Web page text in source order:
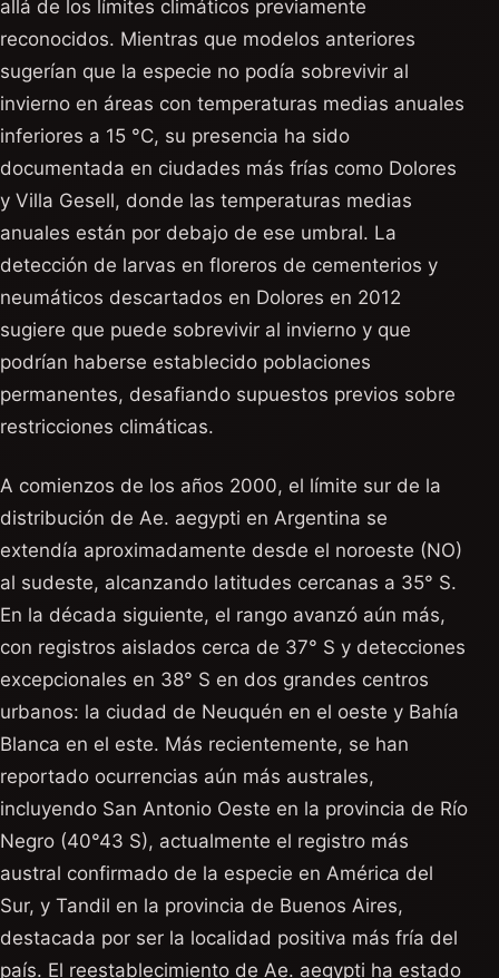
allá de los límites climáticos previamente
reconocidos. Mientras que modelos anteriores
sugerían que la especie no podía sobrevivir al
invierno en áreas con temperaturas medias anuales
inferiores a 15 °C, su presencia ha sido
documentada en ciudades más frías como Dolores
y Villa Gesell, donde las temperaturas medias
anuales están por debajo de ese umbral. La
detección de larvas en floreros de cementerios y
neumáticos descartados en Dolores en 2012
sugiere que puede sobrevivir al invierno y que
podrían haberse establecido poblaciones
permanentes, desafiando supuestos previos sobre
restricciones climáticas.
A comienzos de los años 2000, el límite sur de la
distribución de Ae. aegypti en Argentina se
extendía aproximadamente desde el noroeste (NO)
al sudeste, alcanzando latitudes cercanas a 35° S.
En la década siguiente, el rango avanzó aún más,
con registros aislados cerca de 37° S y detecciones
excepcionales en 38° S en dos grandes centros
urbanos: la ciudad de Neuquén en el oeste y Bahía
Blanca en el este. Más recientemente, se han
reportado ocurrencias aún más australes,
incluyendo San Antonio Oeste en la provincia de Río
Negro (40°43 S), actualmente el registro más
austral confirmado de la especie en América del
Sur, y Tandil en la provincia de Buenos Aires,
destacada por ser la localidad positiva más fría del
país. El reestablecimiento de Ae. aegypti ha estado